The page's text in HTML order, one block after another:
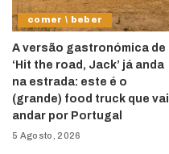
comer \ beber
A versão gastronómica de
‘Hit the road, Jack’ já anda
na estrada: este é o
(grande) food truck que vai
andar por Portugal
5 Agosto, 2026